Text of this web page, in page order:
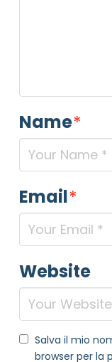
Name*
Email*
Website
Salva il mio
browser per la